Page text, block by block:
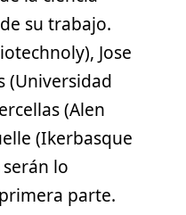
su trabajo.
Jose
(Universidad
(Alen
(Ikerbasque
lo
parte.